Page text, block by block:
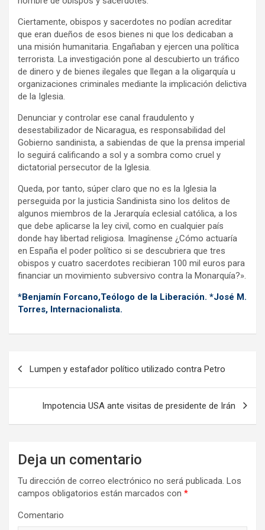
Ciertamente, obispos y sacerdotes no podían acreditar
que eran dueños de esos bienes ni que los dedicaban a
una misión humanitaria. Engañaban y ejercen una política
terrorista. La investigación pone al descubierto un tráfico
de dinero y de bienes ilegales que llegan a la oligarquía u
organizaciones criminales mediante la implicación delictiva
de la Iglesia.
Denunciar y controlar ese canal fraudulento y
desestabilizador de Nicaragua, es responsabilidad del
Gobierno sandinista, a sabiendas de que la prensa imperial
lo seguirá calificando a sol y a sombra como cruel y
dictatorial persecutor de la Iglesia.
Queda, por tanto, súper claro que no es la Iglesia la
perseguida por la justicia Sandinista sino los delitos de
algunos miembros de la Jerarquía eclesial católica, a los
que debe aplicarse la ley civil, como en cualquier país
donde hay libertad religiosa. Imagínense ¿Cómo actuaría
en España el poder político si se descubriera que tres
obispos y cuatro sacerdotes recibieran 100 mil euros para
financiar un movimiento subversivo contra la Monarquía?».
*Benjamín Forcano,Teólogo de la Liberación. *José M.
Torres, Internacionalista.
Lumpen y estafador político utilizado contra Petro
Impotencia USA ante visitas de presidente de Irán
Deja un comentario
Tu dirección de correo electrónico no será publicada. Los
campos obligatorios están marcados con *
Comentario